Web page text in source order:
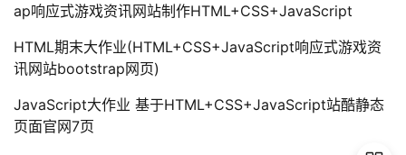
ap响应式游戏资讯网站制作HTML+CSS+JavaScript
HTML期末大作业(HTML+CSS+JavaScript响应式游戏资
讯网站bootstrap网页)
JavaScript大作业 基于HTML+CSS+JavaScript站酷静态
页面官网7页